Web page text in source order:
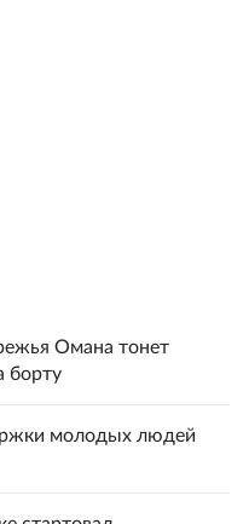
Омана тонет
борту
молодых людей